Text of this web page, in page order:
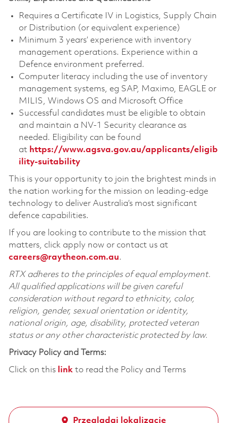
Requires a Certificate IV in Logistics, Supply Chain
or Distribution (or equivalent experience)
Minimum 3 years’ experience with inventory
management operations. Experience within a
Defence environment preferred.
Computer literacy including the use of inventory
management systems, eg SAP, Maximo, EAGLE or
MILIS, Windows OS and Microsoft Office
Successful candidates must be eligible to obtain
and maintain a NV-1 Security clearance as
needed. Eligibility can be found
at https://www.agsva.gov.au/applicants/eligib
ility-suitability
This is your opportunity to join the brightest minds in
the nation working for the mission on leading-edge
technology to deliver Australia’s most significant
defence capabilities.
If you are looking to contribute to the mission that
matters, click apply now or contact us at
careers@raytheon.com.au.
RTX adheres to the principles of equal employment.
All qualified applications will be given careful
consideration without regard to ethnicity, color,
religion, gender, sexual orientation or identity,
national origin, age, disability, protected veteran
status or any other characteristic protected by law.
Privacy Policy and Terms:
Click on this linkto read the Policy and Terms
Przeglądaj lokalizację